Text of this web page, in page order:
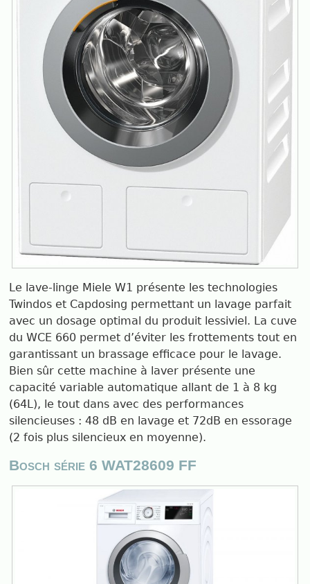
Le lave-linge Miele W1 présente les technologies
Twindos et Capdosing permettant un lavage parfait
avec un dosage optimal du produit lessiviel. La cuve
du WCE 660 permet d’éviter les frottements tout en
garantissant un brassage efficace pour le lavage.
Bien sûr cette machine à laver présente une
capacité variable automatique allant de 1 à 8 kg
(64L), le tout dans avec des performances
silencieuses : 48 dB en lavage et 72dB en essorage
(2 fois plus silencieux en moyenne).
Bosch série 6 WAT28609 FF